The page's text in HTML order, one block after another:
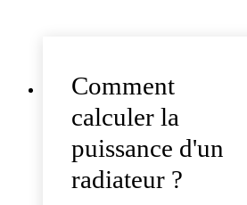
Comment
calculer la
puissance d'un
radiateur ?